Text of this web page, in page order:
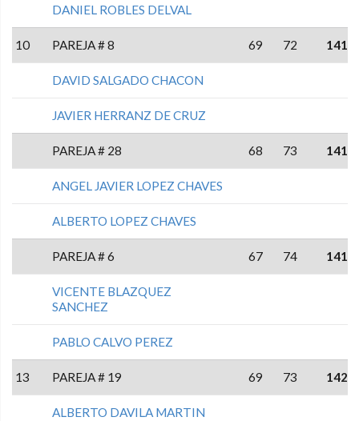
DANIEL ROBLES DELVAL
10 PAREJA # 8 69 72 141
DAVID SALGADO CHACON
JAVIER HERRANZ DE CRUZ
PAREJA # 28 68 73 141
ANGEL JAVIER LOPEZ CHAVES
ALBERTO LOPEZ CHAVES
PAREJA # 6 67 74 141
VICENTE BLAZQUEZ
SANCHEZ
PABLO CALVO PEREZ
13 PAREJA # 19 69 73 142
ALBERTO DAVILA MARTIN